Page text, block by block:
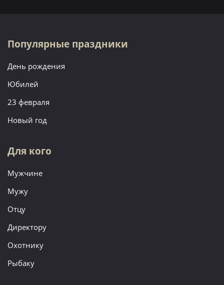
Популярные праздники
День рождения
Юбилей
23 февраля
Новый год
Для кого
Мужчине
Мужу
Отцу
Директору
Охотнику
Рыбаку